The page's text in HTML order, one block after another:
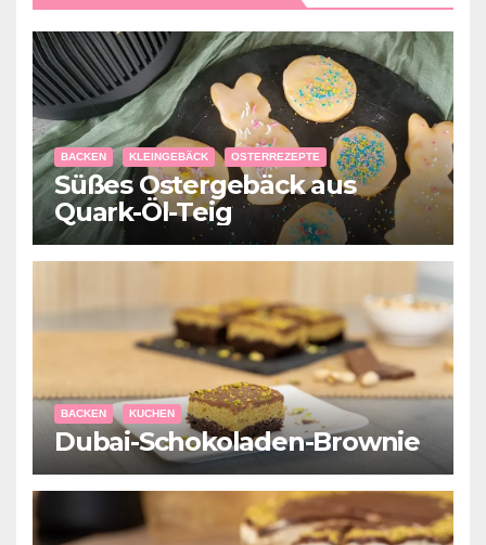
BACKEN KLEINGEBÄCK OSTERREZEPTE
Süßes Ostergebäck aus
Quark-Öl-Teig
BACKEN KUCHEN
Dubai-Schokoladen-Brownie